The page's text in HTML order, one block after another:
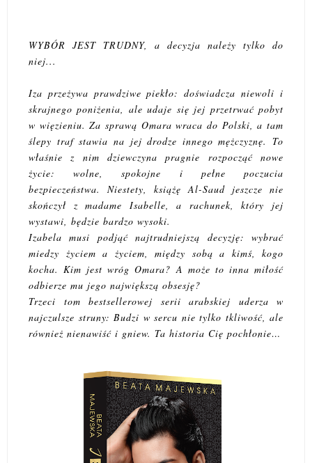
WYBÓR JEST TRUDNY, a decyzja należy tylko do
niej...
Iza przeżywa prawdziwe piekło: doświadcza niewoli i
skrajnego poniżenia, ale udaje się jej przetrwać pobyt
w więzieniu. Za sprawą Omara wraca do Polski, a tam
ślepy traf stawia na jej drodze innego mężczyznę. To
właśnie z nim dziewczyna pragnie rozpocząć nowe
życie: wolne, spokojne i pełne poczucia
bezpieczeństwa. Niestety, książę Al-Saud jeszcze nie
skończył z madame Isabelle, a rachunek, który jej
wystawi, będzie bardzo wysoki.
Izabela musi podjąć najtrudniejszą decyzję: wybrać
miedzy życiem a życiem, między sobą a kimś, kogo
kocha. Kim jest wróg Omara? A może to inna miłość
odbierze mu jego największą obsesję?
Trzeci tom bestsellerowej serii arabskiej uderza w
najczulsze struny: Budzi w sercu nie tylko tkliwość, ale
również nienawiść i gniew. Ta historia Cię pochłonie…